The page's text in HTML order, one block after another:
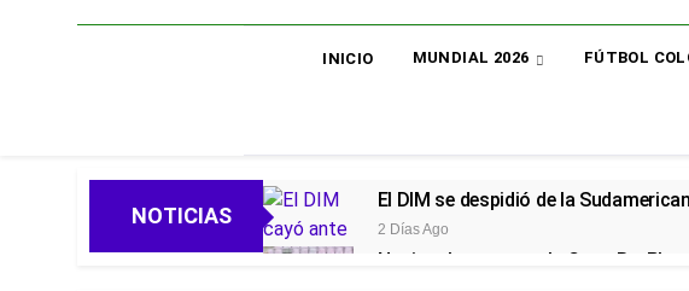
INICIO MUNDIAL 2026 FÚTBOL
NOTICIAS
El DIM se despidió de la
2 Días Ago
Nacional avanza en la Copa